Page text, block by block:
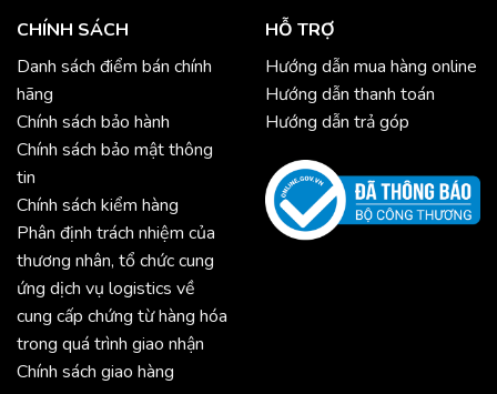
CHÍNH SÁCH
Danh sách điểm bán chính
hãng
Chính sách bảo hành
Chính sách bảo mật thông
tin
Chính sách kiểm hàng
Phân định trách nhiệm của
thương nhân, tổ chức cung
ứng dịch vụ logistics về
cung cấp chứng từ hàng hóa
trong quá trình giao nhận
Chính sách giao hàng
HỖ TRỢ
Hướng dẫn mua hàng online
Hướng dẫn thanh toán
Hướng dẫn trả góp